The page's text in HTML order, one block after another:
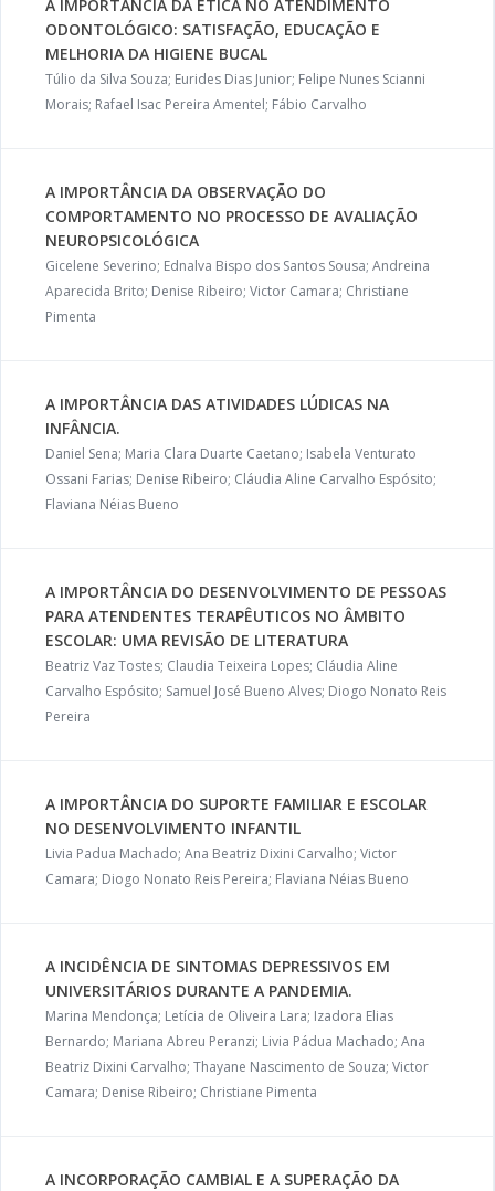
A IMPORTÂNCIA DA ÉTICA NO ATENDIMENTO
ODONTOLÓGICO: SATISFAÇÃO, EDUCAÇÃO E
MELHORIA DA HIGIENE BUCAL
Túlio da Silva Souza; Eurides Dias Junior; Felipe Nunes Scianni
Morais; Rafael Isac Pereira Amentel; Fábio Carvalho
A IMPORTÂNCIA DA OBSERVAÇÃO DO
COMPORTAMENTO NO PROCESSO DE AVALIAÇÃO
NEUROPSICOLÓGICA
Gicelene Severino; Ednalva Bispo dos Santos Sousa; Andreina
Aparecida Brito; Denise Ribeiro; Victor Camara; Christiane
Pimenta
A IMPORTÂNCIA DAS ATIVIDADES LÚDICAS NA
INFÂNCIA.
Daniel Sena; Maria Clara Duarte Caetano; Isabela Venturato
Ossani Farias; Denise Ribeiro; Cláudia Aline Carvalho Espósito;
Flaviana Néias Bueno
A IMPORTÂNCIA DO DESENVOLVIMENTO DE PESSOAS
PARA ATENDENTES TERAPÊUTICOS NO ÂMBITO
ESCOLAR: UMA REVISÃO DE LITERATURA
Beatriz Vaz Tostes; Claudia Teixeira Lopes; Cláudia Aline
Carvalho Espósito; Samuel José Bueno Alves; Diogo Nonato Reis
Pereira
A IMPORTÂNCIA DO SUPORTE FAMILIAR E ESCOLAR
NO DESENVOLVIMENTO INFANTIL
Livia Padua Machado; Ana Beatriz Dixini Carvalho; Victor
Camara; Diogo Nonato Reis Pereira; Flaviana Néias Bueno
A INCIDÊNCIA DE SINTOMAS DEPRESSIVOS EM
UNIVERSITÁRIOS DURANTE A PANDEMIA.
Marina Mendonça; Letícia de Oliveira Lara; Izadora Elias
Bernardo; Mariana Abreu Peranzi; Livia Pádua Machado; Ana
Beatriz Dixini Carvalho; Thayane Nascimento de Souza; Victor
Camara; Denise Ribeiro; Christiane Pimenta
A INCORPORAÇÃO CAMBIAL E A SUPERAÇÃO DA